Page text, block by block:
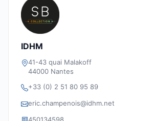
IDHM
41-43 quai Malakoff
44000 Nantes
+33 (0) 2 51 80 95 89
eric.champenois@idhm.net